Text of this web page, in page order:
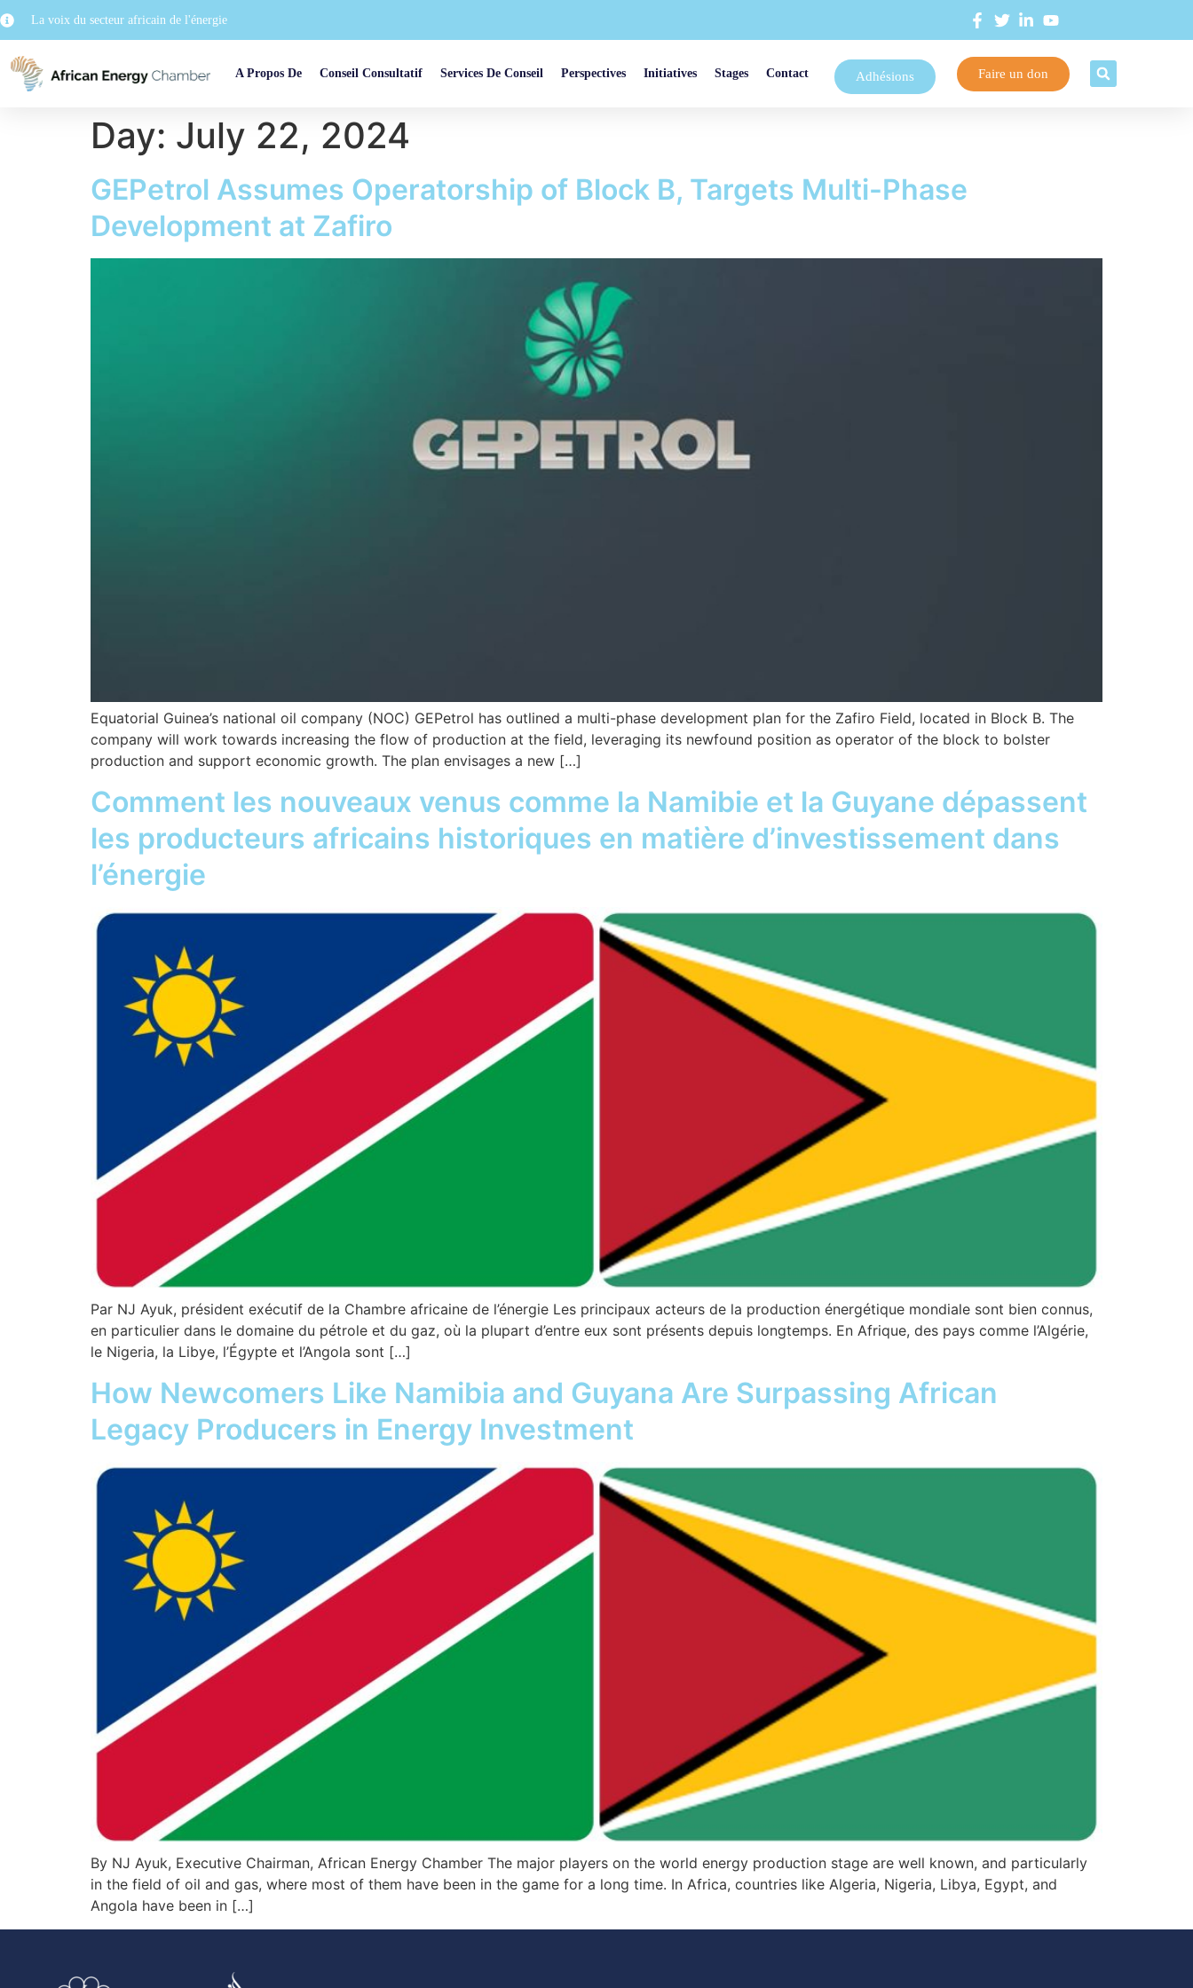
La voix du secteur africain de l'énergie
A Propos De Conseil Consultatif Services De Conseil Perspectives Initiatives Stages Contact Adhésions Faire un don
Day: July 22, 2024
GEPetrol Assumes Operatorship of Block B, Targets Multi-Phase
Development at Zafiro
Equatorial Guinea’s national oil company (NOC) GEPetrol has outlined a multi-phase development plan for the Zafiro Field, located in Block B. The
company will work towards increasing the flow of production at the field, leveraging its newfound position as operator of the block to bolster
production and support economic growth. The plan envisages a new […]
Comment les nouveaux venus comme la Namibie et la Guyane dépassent
les producteurs africains historiques en matière d’investissement dans
l’énergie
Par NJ Ayuk, président exécutif de la Chambre africaine de l’énergie Les principaux acteurs de la production énergétique mondiale sont bien connus,
en particulier dans le domaine du pétrole et du gaz, où la plupart d’entre eux sont présents depuis longtemps. En Afrique, des pays comme l’Algérie,
le Nigeria, la Libye, l’Égypte et l’Angola sont […]
How Newcomers Like Namibia and Guyana Are Surpassing African
Legacy Producers in Energy Investment
By NJ Ayuk, Executive Chairman, African Energy Chamber The major players on the world energy production stage are well known, and particularly
in the field of oil and gas, where most of them have been in the game for a long time. In Africa, countries like Algeria, Nigeria, Libya, Egypt, and
Angola have been in […]